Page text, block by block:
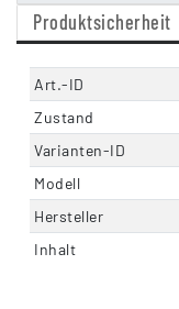
Produktsicherheit
Art.-ID
Zustand
Varianten-ID
Modell
Hersteller
Inhalt